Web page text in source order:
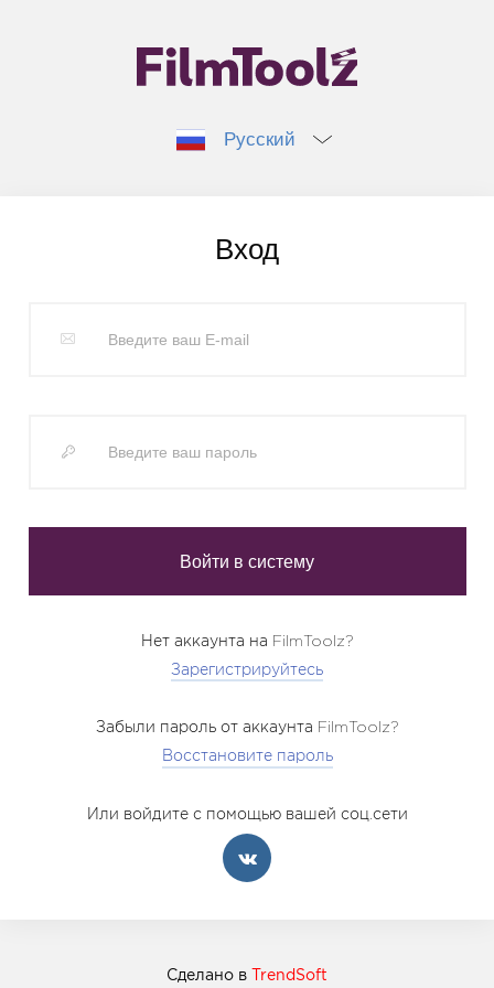
Русский
Вход
Нет аккаунта на FilmToolz?
Зарегистрируйтесь
Забыли пароль от аккаунта FilmToolz?
Восстановите пароль
Или войдите с помощью вашей соц.сети
Сделано в TrendSoft